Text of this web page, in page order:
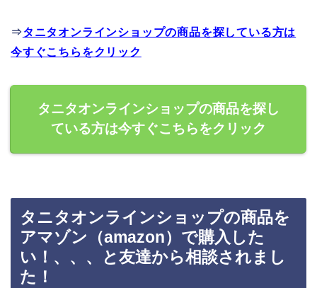
⇒タニタオンラインショップの商品を探している方は
今すぐこちらをクリック
タニタオンラインショップの商品を探し
ている方は今すぐこちらをクリック
タニタオンラインショップの商品を
アマゾン（amazon）で購入した
い！、、、と友達から相談されまし
た！